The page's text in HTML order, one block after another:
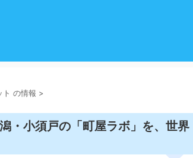
ト の情報 >
・小須戸の「町屋ラボ」を、世界